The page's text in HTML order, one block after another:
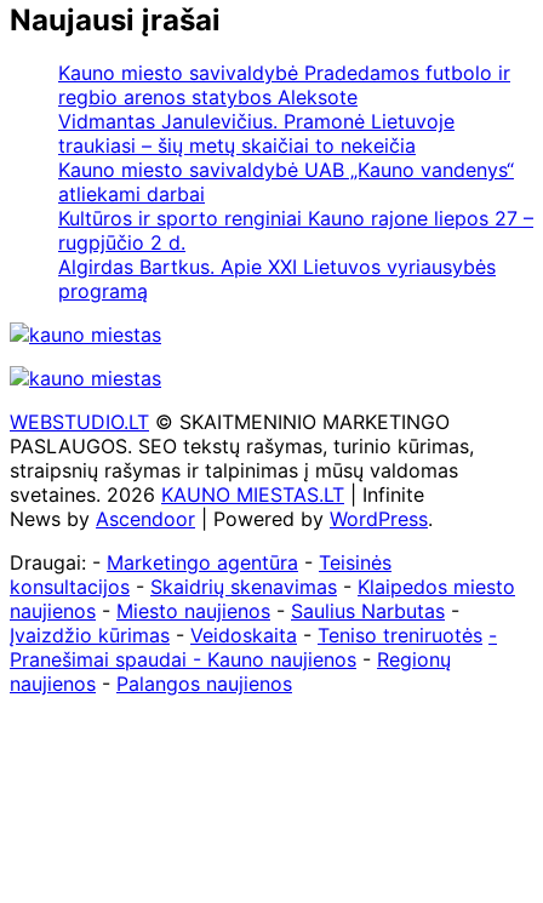
Naujausi įrašai
Kauno miesto savivaldybė Pradedamos futbolo ir
regbio arenos statybos Aleksote
Vidmantas Janulevičius. Pramonė Lietuvoje
traukiasi – šių metų skaičiai to nekeičia
Kauno miesto savivaldybė UAB „Kauno vandenys“
atliekami darbai
Kultūros ir sporto renginiai Kauno rajone liepos 27 –
rugpjūčio 2 d.
Algirdas Bartkus. Apie XXI Lietuvos vyriausybės
programą
WEBSTUDIO.LT © SKAITMENINIO MARKETINGO
PASLAUGOS. SEO tekstų rašymas, turinio kūrimas,
straipsnių rašymas ir talpinimas į mūsų valdomas
svetaines. 2026 KAUNO MIESTAS.LT | Infinite
News by Ascendoor | Powered by WordPress.
Draugai: - Marketingo agentūra - Teisinės
konsultacijos - Skaidrių skenavimas - Klaipedos miesto
naujienos - Miesto naujienos - Saulius Narbutas -
Įvaizdžio kūrimas - Veidoskaita - Teniso treniruotės -
Pranešimai spaudai - Kauno naujienos - Regionų
naujienos - Palangos naujienos